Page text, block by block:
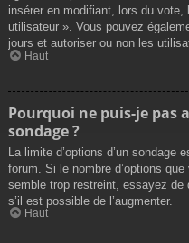
insérer en modifiant, lors du
utilisateur ». Vous pouvez
jours et autoriser ou non les
Haut
Pourquoi ne puis-je pas
sondage ?
La limite d’options d’un
forum. Si le nombre d’options
semble trop restreint, essayez de
s’il est possible de l’augmenter.
Haut